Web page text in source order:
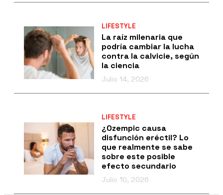
LIFESTYLE
La raíz milenaria que
podría cambiar la lucha
contra la calvicie, según
la ciencia
Julio 14, 2026
LIFESTYLE
¿Ozempic causa
disfunción eréctil? Lo
que realmente se sabe
sobre este posible
efecto secundario
Julio 10, 2026